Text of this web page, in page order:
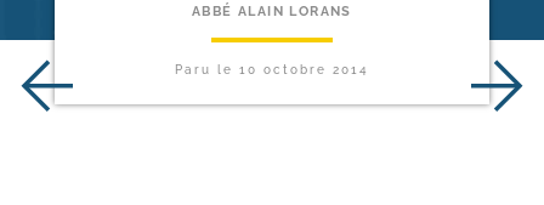
ABBÉ ALAIN LORANS
Paru le 10 octobre 2014